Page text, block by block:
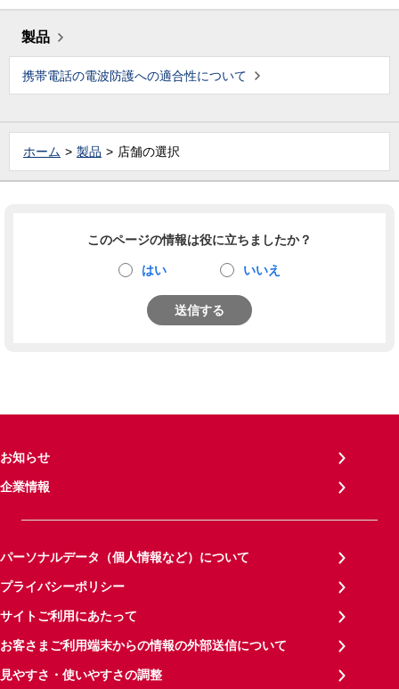
製品
携帯電話の電波防護への適合性について
ホーム 製品 店舗の選択
このページの情報は役に立ちましたか？
はい いいえ
送信する
お知らせ
企業情報
パーソナルデータ（個人情報など）について
プライバシーポリシー
サイトご利用にあたって
お客さまご利用端末からの情報の外部送信について
見やすさ・使いやすさの調整